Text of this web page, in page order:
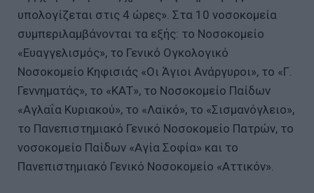
υπολογίζεται στις 4 ώρες». Στα 10 νοσοκομεία
συμπεριλαμβάνονται τα εξής: το Νοσοκομείο
«Ευαγγελισμός», το Γενικό Ογκολογικό
Νοσοκομείο Κηφισιάς «Οι Άγιοι Ανάργυροι», το «Γ.
Γεννηματάς», το «ΚΑΤ», το Νοσοκομείο Παίδων
«Αγλαΐα Κυριακού», το «Λαϊκό», το «Σισμανόγλειο»,
το Πανεπιστημιακό Γενικό Νοσοκομείο Πατρών, το
νοσοκομείο Παίδων «Αγία Σοφία» και το
Πανεπιστημιακό Γενικό Νοσοκομείο «Αττικόν».